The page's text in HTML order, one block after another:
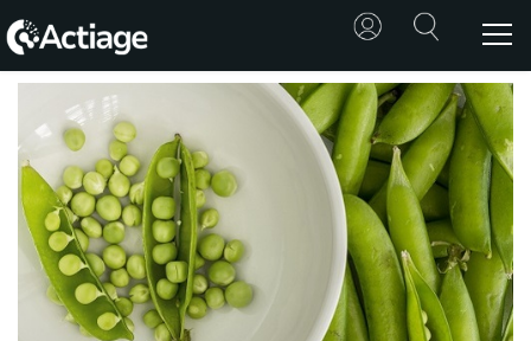
SHOP
TRATAMIENTOS
CONSULTA
CONOCE
ACTIAGE